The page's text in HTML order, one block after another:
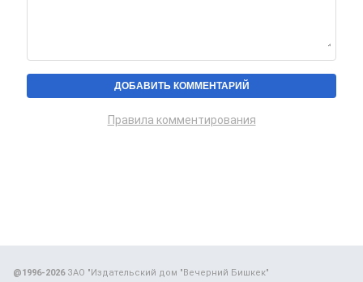
Правила комментирования
@1996-2026ЗАО "Издательский дом "Вечерний Бишкек"